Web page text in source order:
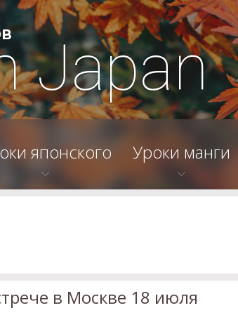
Japan
японского Уроки манги
в Москве 18 июля